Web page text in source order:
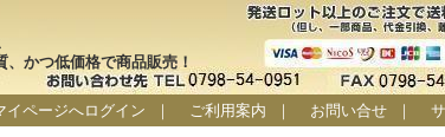
かつ低価格で商品販売！
イページへログイン ｜ ご利用案内 ｜ お問い合せ｜